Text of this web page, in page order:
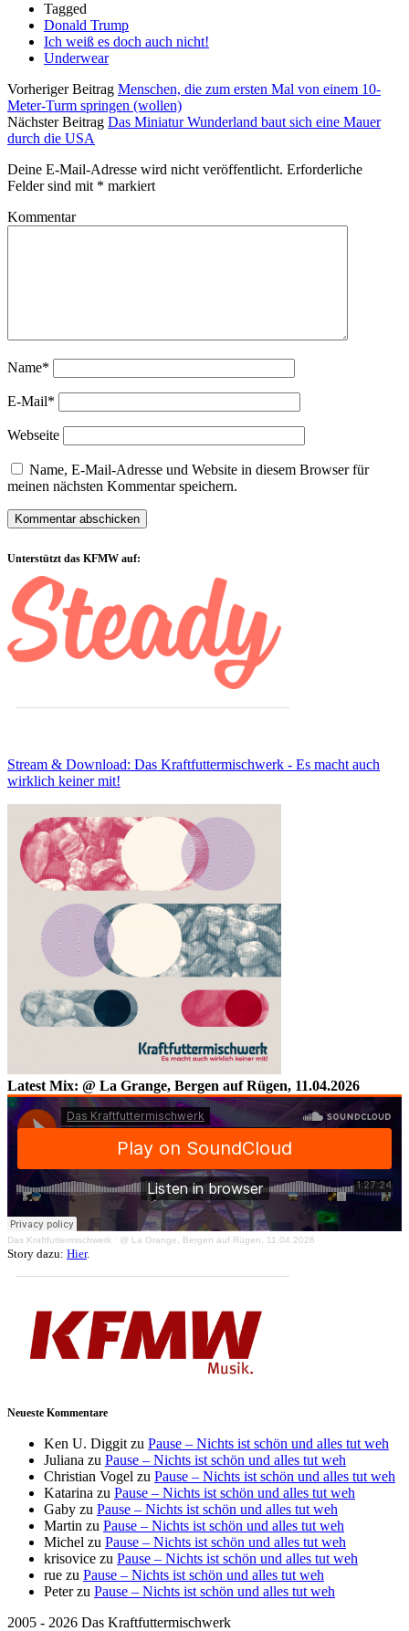
Tagged
Donald Trump
Ich weiß es doch auch nicht!
Underwear
Vorheriger Beitrag Menschen, die zum ersten Mal von einem 10-
Meter-Turm springen (wollen)
Nächster Beitrag Das Miniatur Wunderland baut sich eine Mauer
durch die USA
Deine E-Mail-Adresse wird nicht veröffentlicht. Erforderliche
Felder sind mit * markiert
Kommentar
Name*
E-Mail*
Webseite
Name, E-Mail-Adresse und Website in diesem Browser für
meinen nächsten Kommentar speichern.
Sidebar
Unterstützt das KFMW auf:
Stream & Download: Das Kraftfuttermischwerk - Es macht auch
wirklich keiner mit!
Latest Mix: @ La Grange, Bergen auf Rügen, 11.04.2026
Das Kraftfuttermischwerk · @ La Grange, Bergen auf Rügen, 11.04.2026
Story dazu: Hier.
Neueste Kommentare
Ken U. Diggit zu Pause – Nichts ist schön und alles tut weh
Juliana zu Pause – Nichts ist schön und alles tut weh
Christian Vogel zu Pause – Nichts ist schön und alles tut weh
Katarina zu Pause – Nichts ist schön und alles tut weh
Gaby zu Pause – Nichts ist schön und alles tut weh
Martin zu Pause – Nichts ist schön und alles tut weh
Michel zu Pause – Nichts ist schön und alles tut weh
krisovice zu Pause – Nichts ist schön und alles tut weh
rue zu Pause – Nichts ist schön und alles tut weh
Peterzu Pause – Nichts ist schön und alles tut weh
2005 - 2026 Das Kraftfuttermischwerk